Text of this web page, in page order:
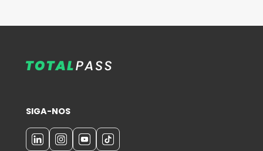
SIGA-NOS